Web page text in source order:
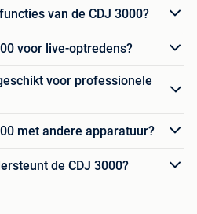
van de CDJ 3000?
voor live-optredens?
voor professionele
met andere apparatuur?
de CDJ 3000?